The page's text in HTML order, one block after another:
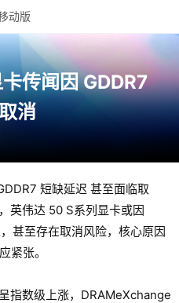
动版
传闻因 GDDR7
消
短缺延迟 甚至面临取
英伟达 50 S系列显卡或因
甚至存在取消风险，核心原因
紧张。
指数级上涨，DRAMeXchange